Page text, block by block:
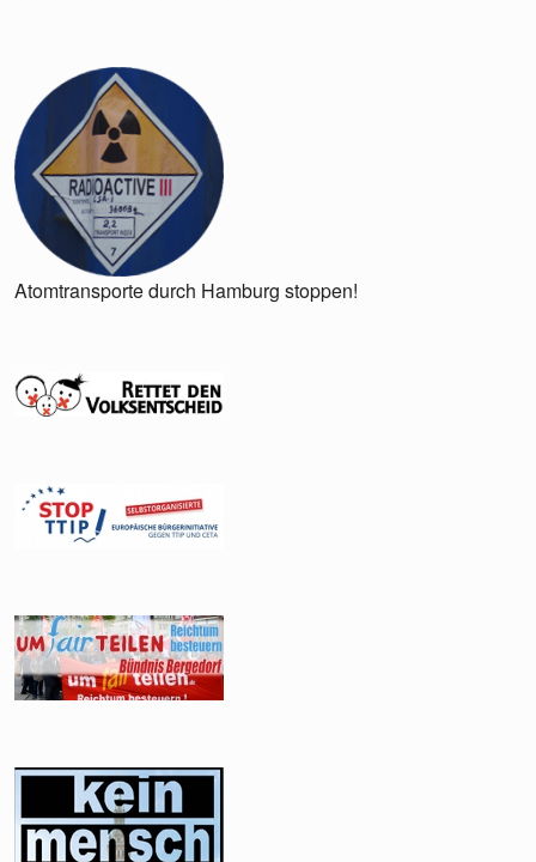
Atomtransporte durch Hamburg stoppen!